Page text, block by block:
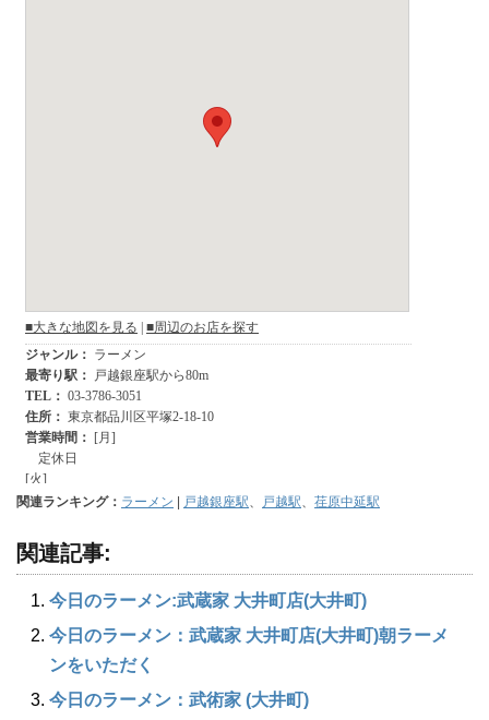
関連ランキング： ラーメン | 戸越銀座駅、 戸越駅、 荏原中延駅
関連記事:
今日のラーメン:武蔵家 大井町店(大井町)
今日のラーメン：武蔵家 大井町店(大井町)朝ラーメ
ンをいただく
今日のラーメン：武術家 (大井町)